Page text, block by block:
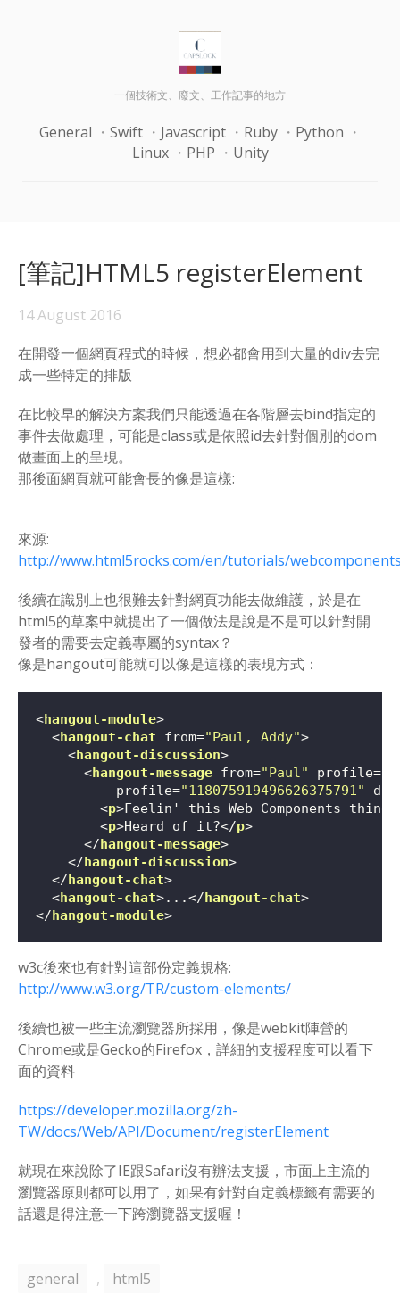
一個技術文、廢文、工作記事的地方
General Swift Javascript Ruby
Python
Linux
PHP Unity
[筆記]HTML5 registerElement
14 August 2016
在開發一個網頁程式的時候，想必都會用到大量的div去完
成一些特定的排版
在比較早的解決方案我們只能透過在各階層去bind指定的
事件去做處理，可能是class或是依照id去針對個別的dom
做畫面上的呈現。
那後面網頁就可能會長的像是這樣:
來源:
http://www.html5rocks.com/en/tutorials/
後續在識別上也很難去針對網頁功能去做維護，於是在
html5的草案中就提出了一個做法是說是不是可以針對開
發者的需要去定義專屬的syntax？
像是hangout可能就可以像是這樣的表現方式：
<hangout-module>
<hangout-chat from="Paul, Addy">
<hangout-discussion>
<hangout-message from="Paul" profile=
profile="118075919496626375791"
<p>Feelin' this Web Components thing.
<p>Heard of it?</p>
</hangout-message>
</hangout-discussion>
</hangout-chat>
<hangout-chat>...</hangout-chat>
</hangout-module>
w3c後來也有針對這部份定義規格:
http://www.w3.org/TR/custom-elements/
後續也被一些主流瀏覽器所採用，像是webkit陣營的
Chrome或是Gecko的Firefox，詳細的支援程度可以看下
面的資料
https://developer.mozilla.org/zh-
TW/docs/Web/API/Document/registerElement
就現在來說除了IE跟Safari沒有辦法支援，市面上主流的
瀏覽器原則都可以用了，如果有針對自定義標籤有需要的
話還是得注意一下跨瀏覽器支援喔！
general , html5